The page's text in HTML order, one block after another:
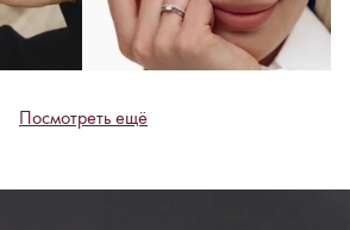
Посмотреть ещё